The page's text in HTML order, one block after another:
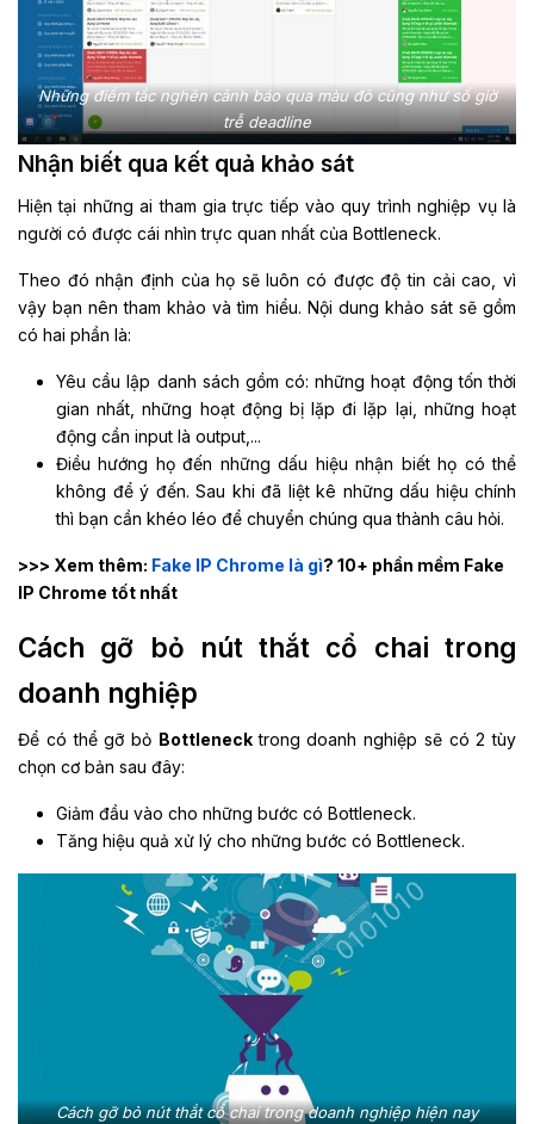
Những điểm tắc nghẽn cảnh báo qua màu đỏ cũng như số giờ
trễ deadline
Nhận biết qua kết quả khảo sát
Hiện tại những ai tham gia trực tiếp vào quy trình nghiệp vụ là
người có được cái nhìn trực quan nhất của Bottleneck.
Theo đó nhận định của họ sẽ luôn có được độ tin cải cao, vì
vậy bạn nên tham khảo và tìm hiểu. Nội dung khảo sát sẽ gồm
có hai phần là:
Yêu cầu lập danh sách gồm có: những hoạt động tốn thời
gian nhất, những hoạt động bị lặp đi lặp lại, những hoạt
động cần input là output,...
Điều hướng họ đến những dấu hiệu nhận biết họ có thể
không để ý đến. Sau khi đã liệt kê những dấu hiệu chính
thì bạn cần khéo léo để chuyển chúng qua thành câu hỏi.
>>> Xem thêm: Fake IP Chrome là gì? 10+ phần mềm Fake
IP Chrome tốt nhất
Cách gỡ bỏ nút thắt cổ chai trong
doanh nghiệp
Để có thể gỡ bỏ Bottlenecktrong doanh nghiệp sẽ có 2 tùy
chọn cơ bản sau đây:
Giảm đầu vào cho những bước có Bottleneck.
Tăng hiệu quả xử lý cho những bước có Bottleneck.
Cách gỡ bỏ nút thắt cổ chai trong doanh nghiệp hiện nay